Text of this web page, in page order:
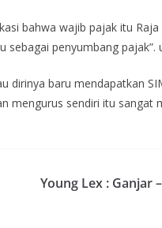
bahwa wajib pajak itu
penyumbang pajak”.
dirinya baru mendapatkan
mengurus sendiri itu sangat
Young Lex : Ganjar